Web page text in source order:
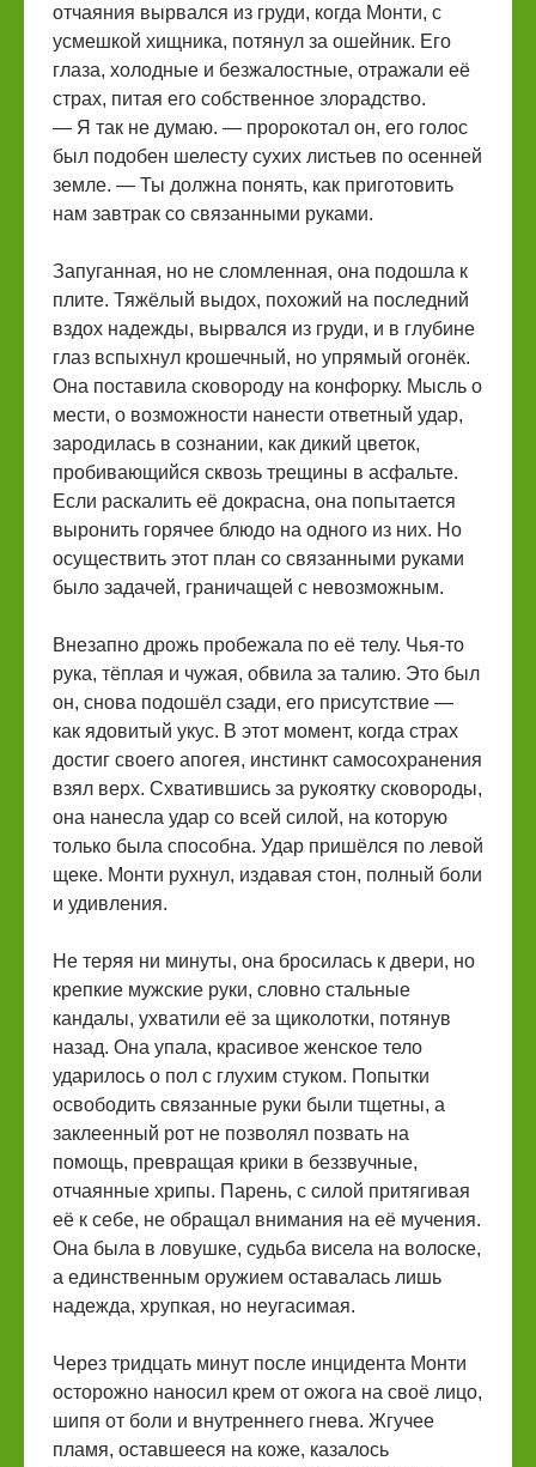
отчаяния вырвался из груди, когда Монти, с
усмешкой хищника, потянул за ошейник. Его
глаза, холодные и безжалостные, отражали её
страх, питая его собственное злорадство.
— Я так не думаю. — пророкотал он, его голос
был подобен шелесту сухих листьев по осенней
земле. — Ты должна понять, как приготовить
нам завтрак со связанными руками.
Запуганная, но не сломленная, она подошла к
плите. Тяжёлый выдох, похожий на последний
вздох надежды, вырвался из груди, и в глубине
глаз вспыхнул крошечный, но упрямый огонёк.
Она поставила сковороду на конфорку. Мысль о
мести, о возможности нанести ответный удар,
зародилась в сознании, как дикий цветок,
пробивающийся сквозь трещины в асфальте.
Если раскалить её докрасна, она попытается
выронить горячее блюдо на одного из них. Но
осуществить этот план со связанными руками
было задачей, граничащей с невозможным.
Внезапно дрожь пробежала по её телу. Чья-то
рука, тёплая и чужая, обвила за талию. Это был
он, снова подошёл сзади, его присутствие —
как ядовитый укус. В этот момент, когда страх
достиг своего апогея, инстинкт самосохранения
взял верх. Схватившись за рукоятку сковороды,
она нанесла удар со всей силой, на которую
только была способна. Удар пришёлся по левой
щеке. Монти рухнул, издавая стон, полный боли
и удивления.
Не теряя ни минуты, она бросилась к двери, но
крепкие мужские руки, словно стальные
кандалы, ухватили её за щиколотки, потянув
назад. Она упала, красивое женское тело
ударилось о пол с глухим стуком. Попытки
освободить связанные руки были тщетны, а
заклеенный рот не позволял позвать на
помощь, превращая крики в беззвучные,
отчаянные хрипы. Парень, с силой притягивая
её к себе, не обращал внимания на её мучения.
Она была в ловушке, судьба висела на волоске,
а единственным оружием оставалась лишь
надежда, хрупкая, но неугасимая.
Через тридцать минут после инцидента Монти
осторожно наносил крем от ожога на своё лицо,
шипя от боли и внутреннего гнева. Жгучее
пламя, оставшееся на коже, казалось